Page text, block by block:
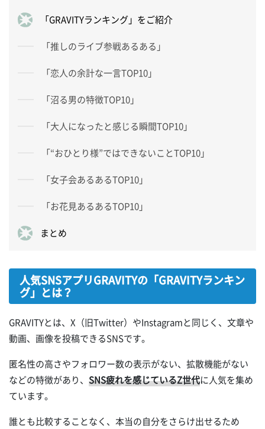
「GRAVITYランキング」をご紹介
「推しのライブ参戦あるある」
「恋人の余計な一言TOP10」
「沼る男の特徴TOP10」
「大人になったと感じる瞬間TOP10」
「“おひとり様”ではできないことTOP10」
「女子会あるあるTOP10」
「お花見あるあるTOP10」
まとめ
人気SNSアプリGRAVITYの「GRAVITYランキン
グ」とは？
GRAVITYとは、X（旧Twitter）やInstagramと同じく、文章や
動画、画像を投稿できるSNSです。
匿名性の高さやフォロワー数の表示がない、拡散機能がない
などの特徴があり、 SNS疲れを感じているZ世代に人気を集め
ています。
誰とも比較することなく、本当の自分をさらけ出せるため